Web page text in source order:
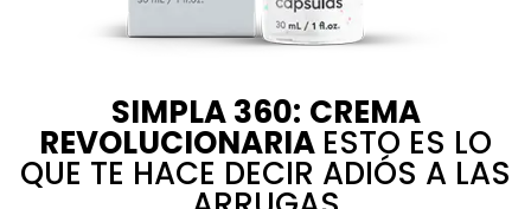
SIMPLA 360: CREMA
REVOLUCIONARIA ESTO ES LO
QUE TE HACE DECIR ADIÓS A LAS